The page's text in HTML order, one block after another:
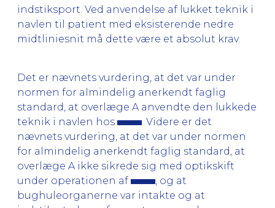
indstiksport. Ved anvendelse af lukket teknik i
navlen til patient med eksisterende nedre
midtliniesnit må dette være et absolut krav.
Det er nævnets vurdering, at det var under
normen for almindelig anerkendt faglig
standard, at overlæge A anvendte den lukkede
teknik i navlen hos
. Videre er det
nævnets vurdering, at det var under normen
for almindelig anerkendt faglig standard, at
overlæge A ikke sikrede sig med optikskift
under operationen af
, og at
bughuleorganerne var intakte og at